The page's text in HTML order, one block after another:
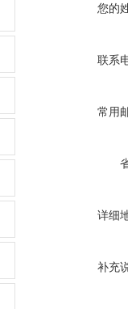
您的
联系
常用
详细
补充